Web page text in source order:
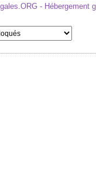
- Hébergement